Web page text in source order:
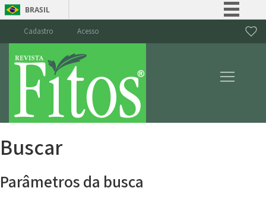
BRASIL
Canais
Cadastro Acesso
Buscar
Parâmetros da busca